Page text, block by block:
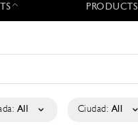
PRODUCTS
All Ciudad: All